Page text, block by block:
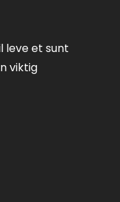
leve et sunt
viktig